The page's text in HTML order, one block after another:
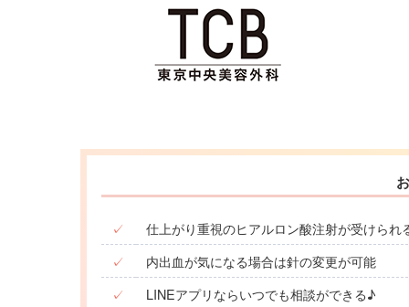
✓
仕上がり重視のヒアルロン酸注射が受けられ
✓
内出血が気になる場合は針の変更が可能
✓
LINEアプリならいつでも相談ができる♪